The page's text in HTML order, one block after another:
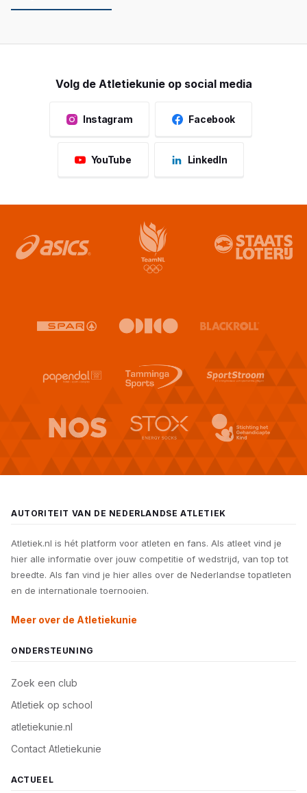
Volg de Atletiekunie op social media
Instagram Facebook
YouTube LinkedIn
AUTORITEIT VAN DE NEDERLANDSE ATLETIEK
Atletiek.nl is hét platform voor atleten en fans. Als atleet vind je
hier alle informatie over jouw competitie of wedstrijd, van top tot
breedte. Als fan vind je hier alles over de Nederlandse topatleten
en de internationale toernooien.
Meer over de Atletiekunie
ONDERSTEUNING
Zoek een club
Atletiek op school
atletiekunie.nl
Contact Atletiekunie
ACTUEEL